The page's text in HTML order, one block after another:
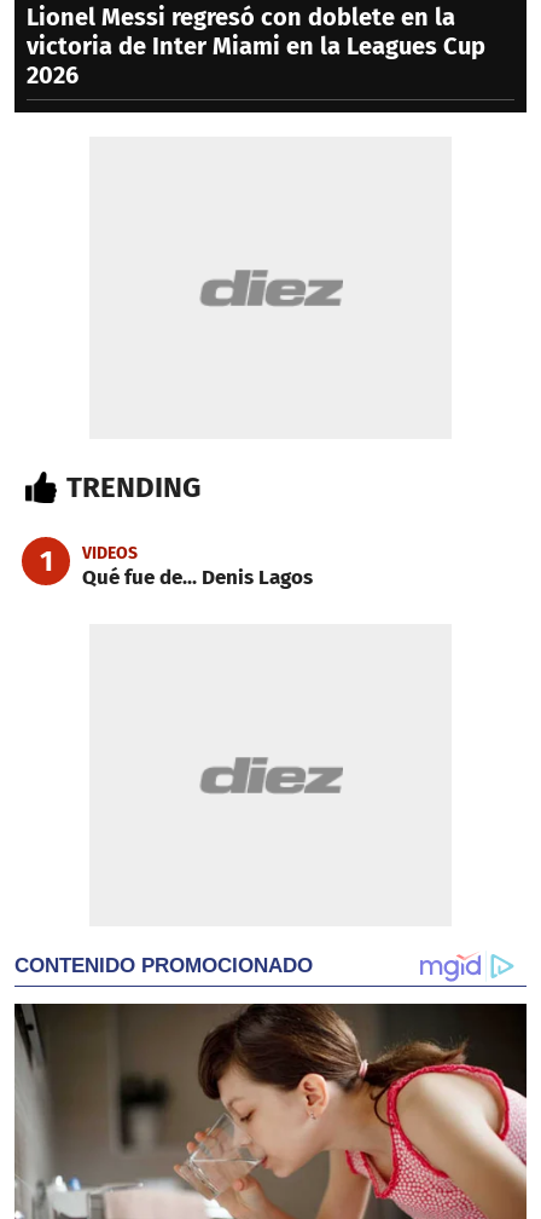
Lionel Messi regresó con doblete en la
victoria de Inter Miami en la Leagues Cup
2026
TRENDING
1 VIDEOS
Qué fue de... Denis Lagos